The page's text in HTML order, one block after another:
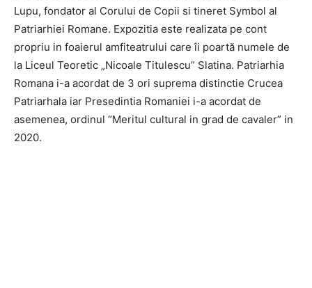
Lupu, fondator al Corului de Copii si tineret Symbol al
Patriarhiei Romane. Expozitia este realizata pe cont
propriu in foaierul amfiteatrului care îi poartă numele de
la Liceul Teoretic „Nicoale Titulescu” Slatina. Patriarhia
Romana i-a acordat de 3 ori suprema distinctie Crucea
Patriarhala iar Presedintia Romaniei i-a acordat de
asemenea, ordinul “Meritul cultural in grad de cavaler” in
2020.